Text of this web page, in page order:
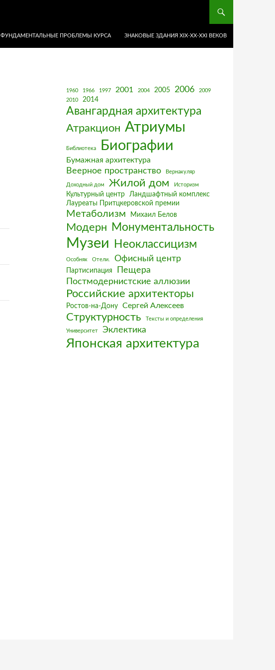
ФУНДАМЕНТАЛЬНЫЕ ПРОБЛЕМЫ КУРСА ЗНАКОВЫЕ ЗДАНИЯ XIX-ХХ-XXI ВЕКОВ
1960 1966 1997 2001 2004 2005 2006
2009
2010
2014
Авангардная архитектура
Атракцион Атриумы
Библиотека Биографии
Бумажная архитектура
Веерное пространство Вернакуляр
Доходный дом Жилой дом Историзм
Культурный центр
Ландшафтный комплекс
Лауреаты Притцкеровской премии
Метаболизм Михаил Белов
Модерн Монументальность
Музеи Неоклассицизм
Особняк Отели. Офисный центр
Партисипация
Пещера
Постмодернистские аллюзии
Российские архитекторы
Ростов-на-Дону Сергей Алексеев
Структурность Тексты и определения
Университет Эклектика
Японская архитектура